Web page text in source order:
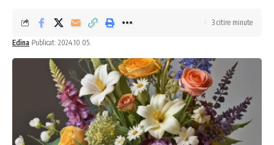
Edina Publicat: 2024.10.05.
3 citire minute